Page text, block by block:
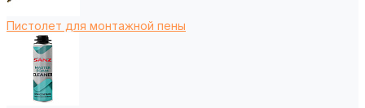
Пистолет для монтажной пены